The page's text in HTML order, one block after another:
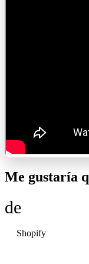
Me gustaría
de
Shopify